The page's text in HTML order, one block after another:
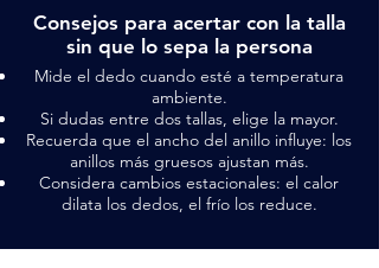
Consejos para acertar con la talla
sin que lo sepa la persona
Mide el dedo cuando esté a temperatura
ambiente.
Si dudas entre dos tallas, elige la mayor.
Recuerda que el ancho del anillo influye: los
anillos más gruesos ajustan más.
Considera cambios estacionales: el calor
dilata los dedos, el frío los reduce.